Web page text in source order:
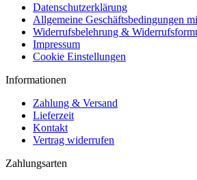
Datenschutzerklärung
Allgemeine Geschäftsbedingungen
Widerrufsbelehrung &
Impressum
Cookie Einstellungen
Informationen
Zahlung & Versand
Lieferzeit
Kontakt
Vertrag widerrufen
Zahlungsarten